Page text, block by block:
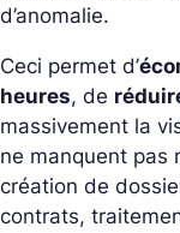
d’anomalie.
Ceci permet d’
heures, de
massivement la
ne manquent pas
création de
contrats,